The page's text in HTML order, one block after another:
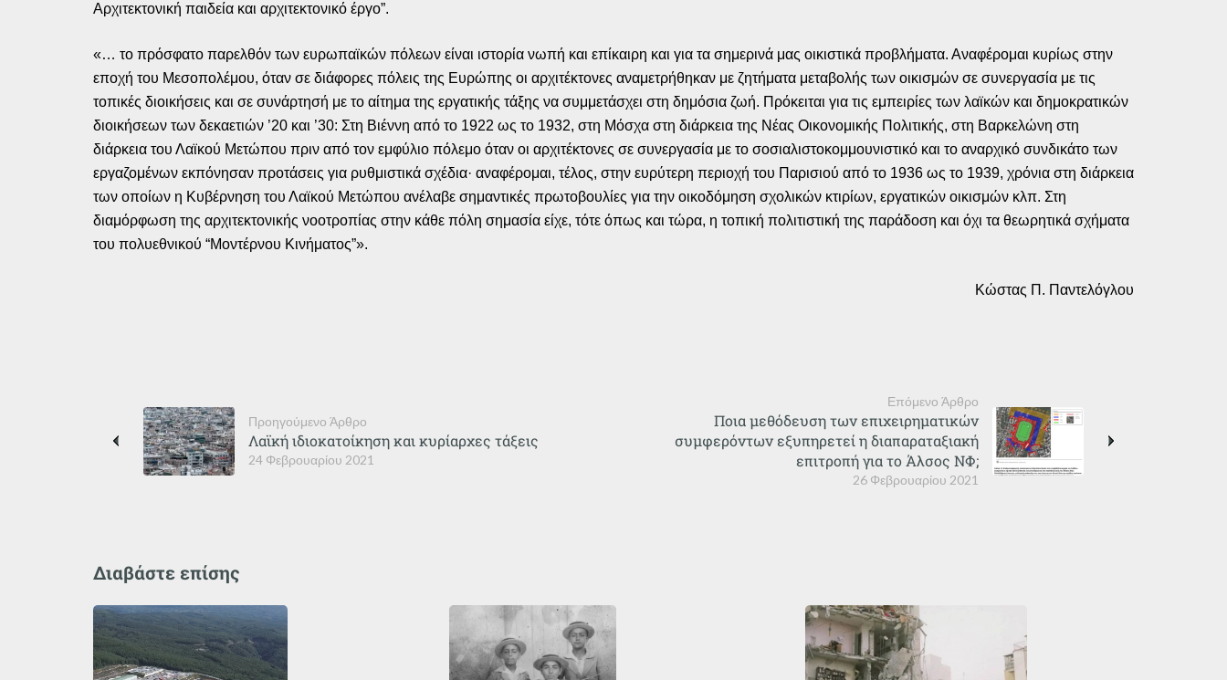
Αρχιτεκτονική παιδεία και αρχιτεκτονικό έργο”.
«… το πρόσφατο παρελθόν των ευρωπαϊκών πόλεων είναι ιστορία νωπή και επίκαιρη και για τα σημερινά μας οικιστικά προβλήματα. Αναφέρομαι κυρίως στην
εποχή του Μεσοπολέμου, όταν σε διάφορες πόλεις της Ευρώπης οι αρχιτέκτονες αναμετρήθηκαν με ζητήματα μεταβολής των οικισμών σε συνεργασία με τις
τοπικές διοικήσεις και σε συνάρτησή με το αίτημα της εργατικής τάξης να συμμετάσχει στη δημόσια ζωή. Πρόκειται για τις εμπειρίες των λαϊκών και δημοκρατικών
διοικήσεων των δεκαετιών ’20 και ’30: Στη Βιέννη από το 1922 ως το 1932, στη Μόσχα στη διάρκεια της Νέας Οικονομικής Πολιτικής, στη Βαρκελώνη στη
διάρκεια του Λαϊκού Μετώπου πριν από τον εμφύλιο πόλεμο όταν οι αρχιτέκτονες σε συνεργασία με το σοσιαλιστοκομμουνιστικό και το αναρχικό συνδικάτο των
εργαζομένων εκπόνησαν προτάσεις για ρυθμιστικά σχέδια· αναφέρομαι, τέλος, στην ευρύτερη περιοχή του Παρισιού από το 1936 ως το 1939, χρόνια στη διάρκεια
των οποίων η Κυβέρνηση του Λαϊκού Μετώπου ανέλαβε σημαντικές πρωτοβουλίες για την οικοδόμηση σχολικών κτιρίων, εργατικών οικισμών κλπ. Στη
διαμόρφωση της αρχιτεκτονικής νοοτροπίας στην κάθε πόλη σημασία είχε, τότε όπως και τώρα, η τοπική πολιτιστική της παράδοση και όχι τα θεωρητικά σχήματα
του πολυεθνικού “Μοντέρνου Κινήματος”».
Κώστας Π. Παντελόγλου
Προηγούμενο Άρθρο
24 Φεβρουαρίου 2021
Λαϊκή ιδιοκατοίκηση και κυρίαρχες τάξεις
Επόμενο Άρθρο
26 Φεβρουαρίου 2021
Ποια μεθόδευση των επιχειρηματικών
συμφερόντων εξυπηρετεί η διαπαραταξιακή
επιτροπή για το Άλσος ΝΦ;
Διαβάστε επίσης